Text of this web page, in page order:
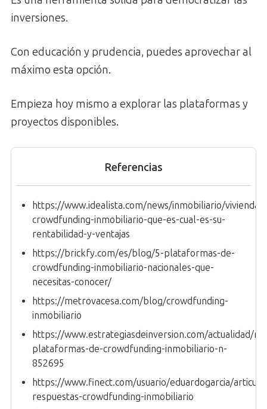
inversiones.
Con educación y prudencia, puedes aprovechar al
máximo esta opción.
Empieza hoy mismo a explorar las plataformas y
proyectos disponibles.
Referencias
https://www.idealista.com/news/inmobiliario/
crowdfunding-inmobiliario-que-es-cual-es-su-
rentabilidad-y-ventajas
https://brickfy.com/es/blog/5-plataformas-de-
crowdfunding-inmobiliario-nacionales-que-
necesitas-conocer/
https://metrovacesa.com/blog/crowdfunding-
inmobiliario
https://www.estrategiasdeinversion.com/actualidad/
plataformas-de-crowdfunding-inmobiliario-n-
852695
https://www.finect.com/usuario/eduardogarcia/
respuestas-crowdfunding-inmobiliario